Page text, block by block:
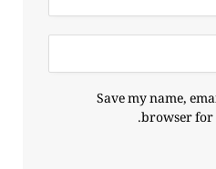
Save my name,
browser for